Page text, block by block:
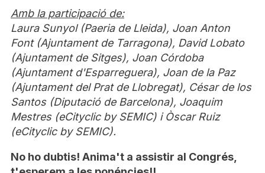
Amb la participació de:
Laura Sunyol (Paeria de Lleida), Joan Anton
Font (Ajuntament de Tarragona), David Lobato
(Ajuntament de Sitges), Joan Córdoba
(Ajuntament d'Esparreguera), Joan de la Paz
(Ajuntament del Prat de Llobregat), César de los
Santos (Diputació de Barcelona), Joaquim
Mestres (eCityclic by SEMIC) i Òscar Ruiz
(eCityclic by SEMIC).
No ho dubtis! Anima't a assistir al Congrés,